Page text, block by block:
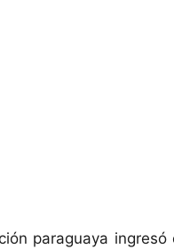
paraguaya